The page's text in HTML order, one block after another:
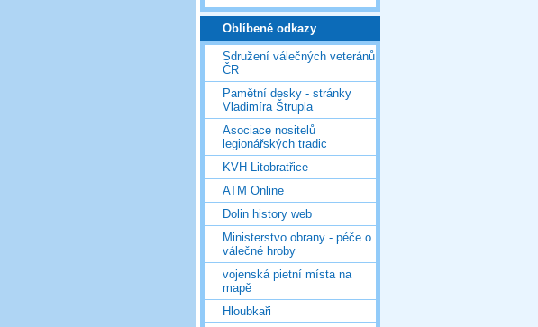
Oblíbené odkazy
Sdružení válečných veteránů
ČR
Pamětní desky - stránky
Vladimíra Štrupla
Asociace nositelů
legionářských tradic
KVH Litobratřice
ATM Online
Dolin history web
Ministerstvo obrany - péče o
válečné hroby
vojenská pietní místa na
mapě
Hloubkaři